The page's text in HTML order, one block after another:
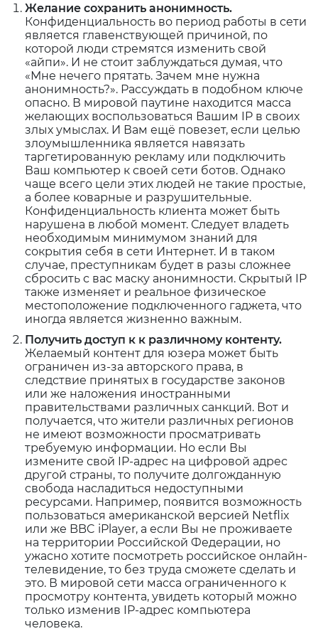
Желание сохранить анонимность.
Конфиденциальность во период работы в сети
является главенствующей причиной, по
которой люди стремятся изменить свой
«айпи». И не стоит заблуждаться думая, что
«Мне нечего прятать. Зачем мне нужна
анонимность?». Рассуждать в подобном ключе
опасно. В мировой паутине находится масса
желающих воспользоваться Вашим IP в своих
злых умыслах. И Вам ещё повезет, если целью
злоумышленника является навязать
таргетированную рекламу или подключить
Ваш компьютер к своей сети ботов. Однако
чаще всего цели этих людей не такие простые,
а более коварные и разрушительные.
Конфиденциальность клиента может быть
нарушена в любой момент. Следует владеть
необходимым минимумом знаний для
сокрытия себя в сети Интернет. И в таком
случае, преступникам будет в разы сложнее
сбросить с вас маску анонимности. Скрытый IP
также изменяет и реальное физическое
местоположение подключенного гаджета, что
иногда является жизненно важным.
Получить доступ к к различному контенту.
Желаемый контент для юзера может быть
ограничен из-за авторского права, в
следствие принятых в государстве законов
или же наложения иностранными
правительствами различных санкций. Вот и
получается, что жители различных регионов
не имеют возможности просматривать
требуемую информации. Но если Вы
измените свой IP-адрес на цифровой адрес
другой страны, то получите долгожданную
свобода насладиться недоступными
ресурсами. Например, появится возможность
пользоваться американской версией Netflix
или же BBC iPlayer, а если Вы не проживаете
на территории Российской Федерации, но
ужасно хотите посмотреть российское онлайн-
телевидение, то без труда сможете сделать и
это. В мировой сети масса ограниченного к
просмотру контента, увидеть который можно
только изменив IP-адрес компьютера
человека.